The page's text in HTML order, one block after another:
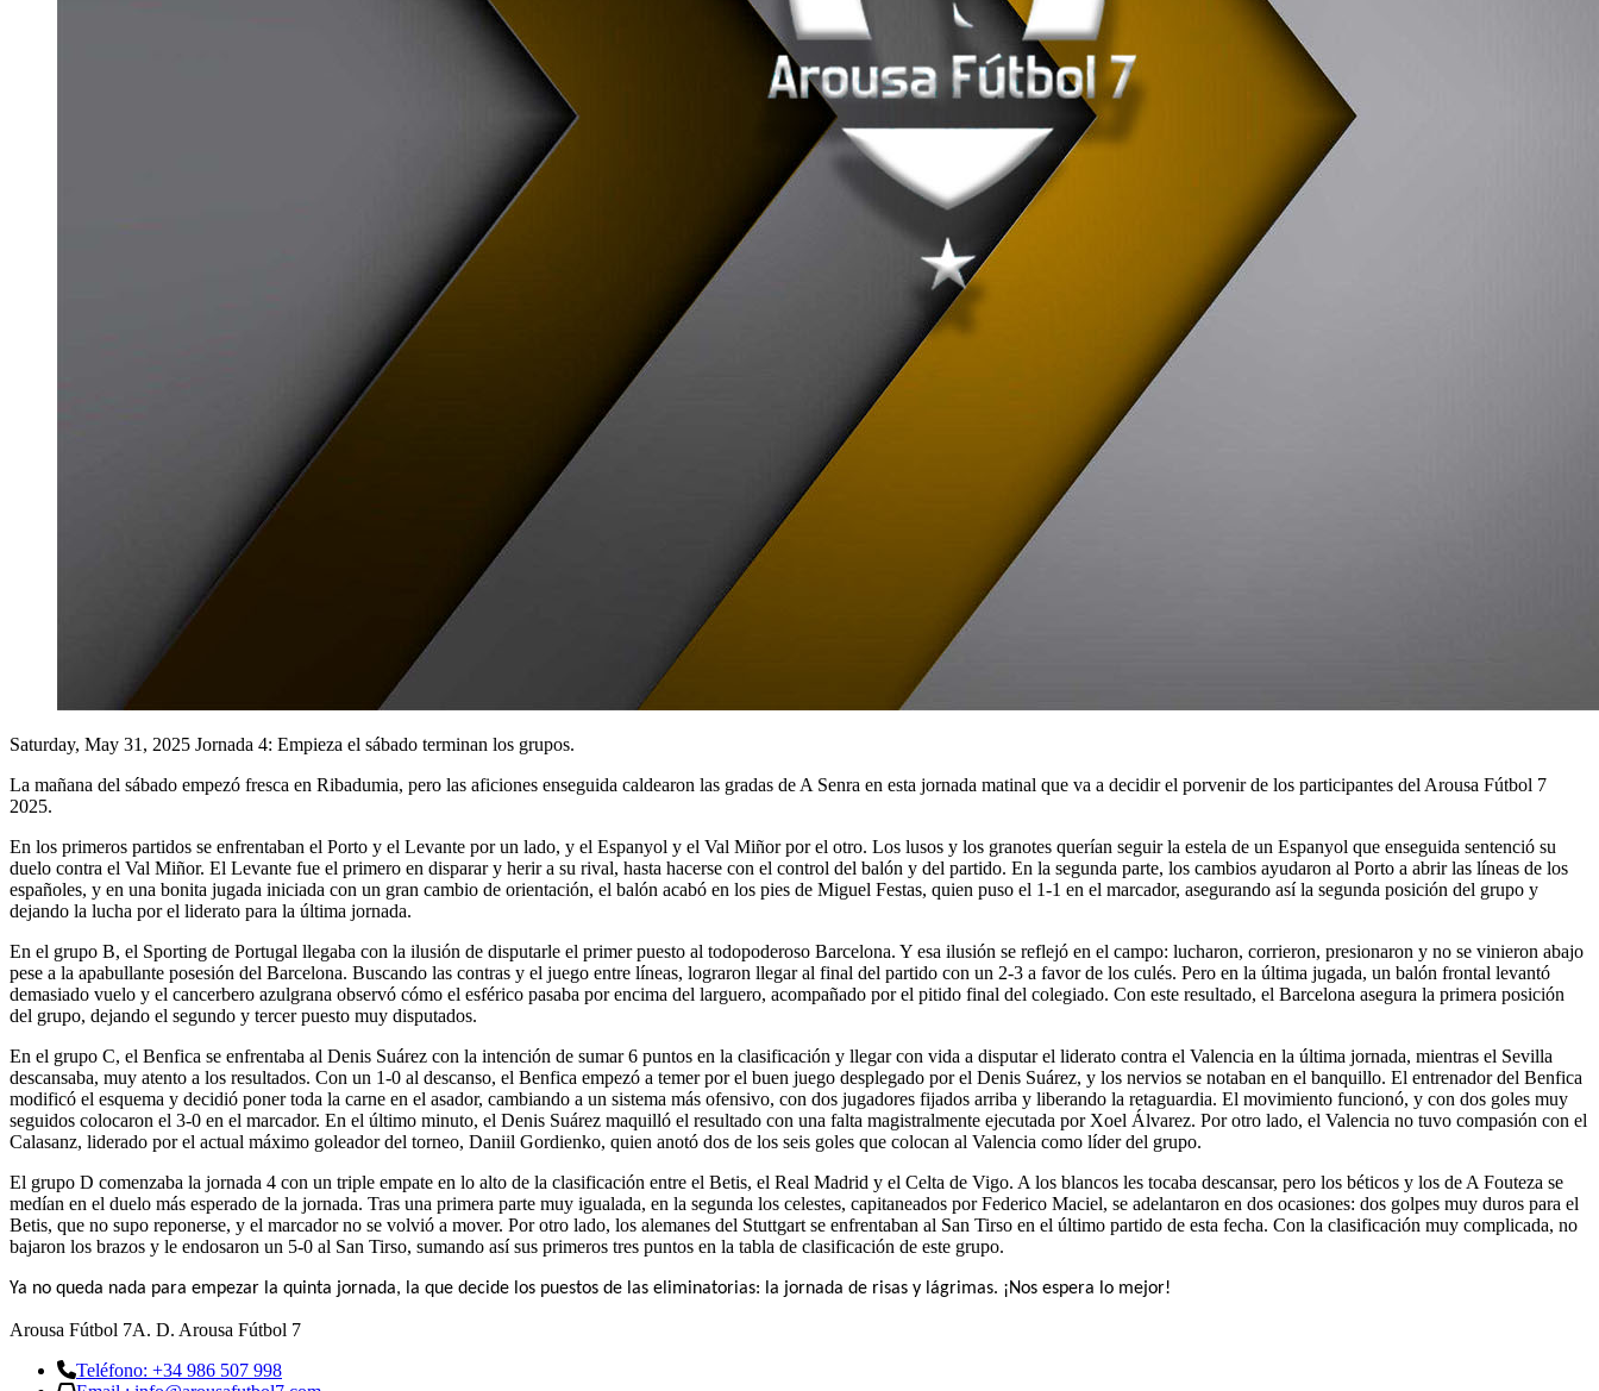
Saturday, May 31, 2025 Jornada 4: Empieza el sábado terminan los grupos.
La mañana del sábado empezó fresca en Ribadumia, pero las aficiones enseguida caldearon las gradas de A Senra en esta jornada matinal que va a decidir el porvenir de los participantes del Arousa Fútbol 7
2025.
En los primeros partidos se enfrentaban el Porto y el Levante por un lado, y el Espanyol y el Val Miñor por el otro. Los lusos y los granotes querían seguir la estela de un Espanyol que enseguida sentenció su
duelo contra el Val Miñor. El Levante fue el primero en disparar y herir a su rival, hasta hacerse con el control del balón y del partido. En la segunda parte, los cambios ayudaron al Porto a abrir las líneas de los
españoles, y en una bonita jugada iniciada con un gran cambio de orientación, el balón acabó en los pies de Miguel Festas, quien puso el 1-1 en el marcador, asegurando así la segunda posición del grupo y
dejando la lucha por el liderato para la última jornada.
En el grupo B, el Sporting de Portugal llegaba con la ilusión de disputarle el primer puesto al todopoderoso Barcelona. Y esa ilusión se reflejó en el campo: lucharon, corrieron, presionaron y no se vinieron abajo
pese a la apabullante posesión del Barcelona. Buscando las contras y el juego entre líneas, lograron llegar al final del partido con un 2-3 a favor de los culés. Pero en la última jugada, un balón frontal levantó
demasiado vuelo y el cancerbero azulgrana observó cómo el esférico pasaba por encima del larguero, acompañado por el pitido final del colegiado. Con este resultado, el Barcelona asegura la primera posición
del grupo, dejando el segundo y tercer puesto muy disputados.
En el grupo C, el Benfica se enfrentaba al Denis Suárez con la intención de sumar 6 puntos en la clasificación y llegar con vida a disputar el liderato contra el Valencia en la última jornada, mientras el Sevilla
descansaba, muy atento a los resultados. Con un 1-0 al descanso, el Benfica empezó a temer por el buen juego desplegado por el Denis Suárez, y los nervios se notaban en el banquillo. El entrenador del Benfica
modificó el esquema y decidió poner toda la carne en el asador, cambiando a un sistema más ofensivo, con dos jugadores fijados arriba y liberando la retaguardia. El movimiento funcionó, y con dos goles muy
seguidos colocaron el 3-0 en el marcador. En el último minuto, el Denis Suárez maquilló el resultado con una falta magistralmente ejecutada por Xoel Álvarez. Por otro lado, el Valencia no tuvo compasión con el
Calasanz, liderado por el actual máximo goleador del torneo, Daniil Gordienko, quien anotó dos de los seis goles que colocan al Valencia como líder del grupo.
El grupo D comenzaba la jornada 4 con un triple empate en lo alto de la clasificación entre el Betis, el Real Madrid y el Celta de Vigo. A los blancos les tocaba descansar, pero los béticos y los de A Fouteza se
medían en el duelo más esperado de la jornada. Tras una primera parte muy igualada, en la segunda los celestes, capitaneados por Federico Maciel, se adelantaron en dos ocasiones: dos golpes muy duros para el
Betis, que no supo reponerse, y el marcador no se volvió a mover. Por otro lado, los alemanes del Stuttgart se enfrentaban al San Tirso en el último partido de esta fecha. Con la clasificación muy complicada, no
bajaron los brazos y le endosaron un 5-0 al San Tirso, sumando así sus primeros tres puntos en la tabla de clasificación de este grupo.
Ya no queda nada para empezar la quinta jornada, la que decide los puestos de las eliminatorias: la jornada de risas y lágrimas. ¡Nos espera lo mejor!
Arousa Fútbol 7A. D. Arousa Fútbol 7
Teléfono: +34 986 507 998